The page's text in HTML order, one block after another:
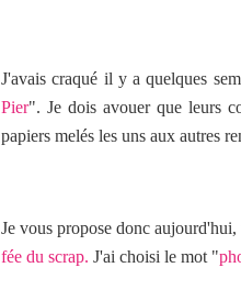
J'avais craqué il y a quelques
Pier". Je dois avouer que leurs
papiers melés les uns aux autres
Je vous propose doncaujourd'hui,
fée du scrap. J'ai choisi le mot "